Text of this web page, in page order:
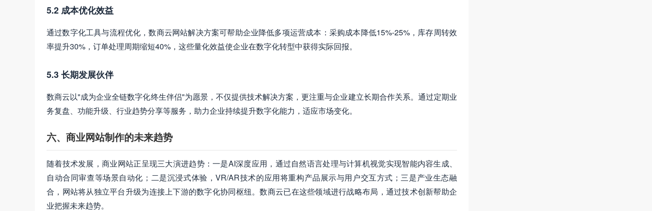
5.2 成本优化效益
通过数字化工具与流程优化，数商云网站解决方案可帮助企业降低多项运营成本：采购成本降低15%-25%，库存周转效
率提升30%，订单处理周期缩短40%，这些量化效益使企业在数字化转型中获得实际回报。
5.3 长期发展伙伴
数商云以"成为企业全链数字化终生伴侣"为愿景，不仅提供技术解决方案，更注重与企业建立长期合作关系。通过定期业
务复盘、功能升级、行业趋势分享等服务，助力企业持续提升数字化能力，适应市场变化。
六、商业网站制作的未来趋势
随着技术发展，商业网站正呈现三大演进趋势：一是AI深度应用，通过自然语言处理与计算机视觉实现智能内容生成、
自动合同审查等场景自动化；二是沉浸式体验，VR/AR技术的应用将重构产品展示与用户交互方式；三是产业生态融
合，网站将从独立平台升级为连接上下游的数字化协同枢纽。数商云已在这些领域进行战略布局，通过技术创新帮助企
业把握未来趋势。